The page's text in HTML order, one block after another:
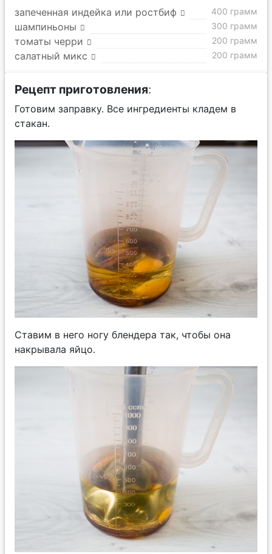
запеченная индейка или ростбиф 400 грамм
шампиньоны 300 грамм
томаты черри 200 грамм
салатный микс 200 грамм
Рецепт приготовления:
Готовим заправку. Все ингредиенты кладем в
стакан.
Ставим в него ногу блендера так, чтобы она
накрывала яйцо.